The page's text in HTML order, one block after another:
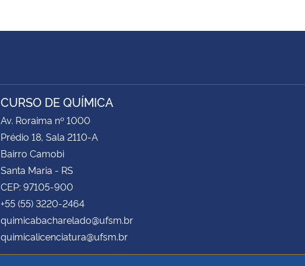
CURSO DE QUÍMICA
Av. Roraima nº 1000
Prédio 18, Sala 2110-A
Bairro Camobi
Santa Maria - RS
CEP: 97105-900
+55 (55) 3220-2464
quimicabacharelado@ufsm.br
quimicalicenciatura@ufsm.br